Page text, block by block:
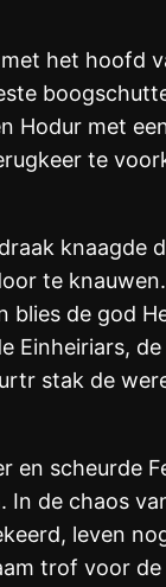
het hoofd
Hodur met
te
knaagde
te
blies de god
Einheiriars,
stak de
en scheurde
In de chaos
leven
trof voor